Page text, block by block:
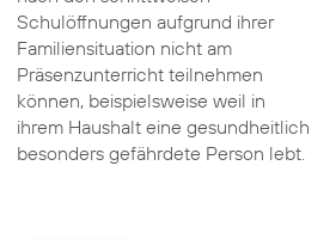
Schulöffnungen aufgrund ihrer
Familiensituation nicht am
Präsenzunterricht teilnehmen
können, beispielsweise weil in
ihrem Haushalt eine gesundheitlich
besonders gefährdete Person lebt.